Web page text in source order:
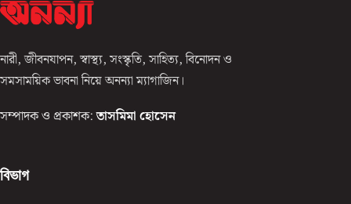
নারী, জীবনযাপন, স্বাস্থ্য, সংস্কৃতি, সাহিত্য, বিনোদন ও
সমসাময়িক ভাবনা নিয়ে অনন্যা ম্যাগাজিন।
সম্পাদক ও প্রকাশক: তাসমিমা হোসেন
বিভাগ